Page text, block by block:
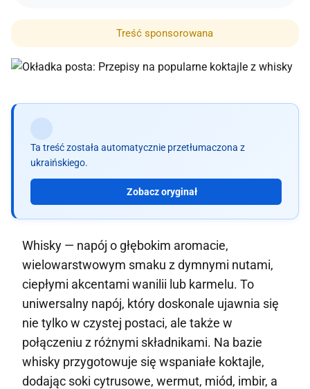
Treść sponsorowana
Ta treść została automatycznie przetłumaczona z
ukraińskiego.
Zobacz oryginał
Whisky — napój o głębokim aromacie,
wielowarstwowym smaku z dymnymi nutami,
ciepłymi akcentami wanilii lub karmelu. To
uniwersalny napój, który doskonale ujawnia się
nie tylko w czystej postaci, ale także w
połączeniu z różnymi składnikami. Na bazie
whisky przygotowuje się wspaniałe koktajle,
dodając soki cytrusowe, wermut, miód, imbir, a